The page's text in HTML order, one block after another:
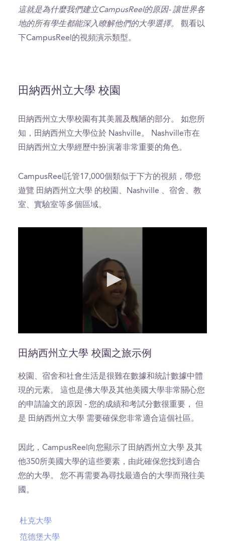
這就是為什麼我們建立CampusReel的原因- 讓世界各
地的所有學生都能深入瞭解他們的大學選擇。 觀看以
下CampusReel的視頻演示類型。
田納西州立大學 校園
田納西州立大學校園有其美麗及醜陋的部分。 如您所
知，田納西州立大學位於 Nashville。 Nashville市在
田納西州立大學經歷中扮演著非常重要的角色。
CampusReel託管17,000個類似于下方的視頻，帶您
遊覽 田納西州立大學 的校園、Nashville 、宿舍、教
室、實驗室等多個區域。
of
25
seconds
田納西州立大學 校園之旅示例
校園、宿舍和社會生活是很難在數據和統計數據中體
現的元素。 這也是佛大學及其他美國大學非常關心您
的申請論文的原因 - 您的成績和考試分數很重要， 但
是 田納西州立大學 需要確保您非常適合這個社區。
因此，CampusReel向您顯示了田納西州立大學 及其
他350所美國大學的這些要素，由此確保您找到適合
您的大學。 您不再需要為尋找最適合的大學而飛往美
國。
杜克大學
范德堡大學